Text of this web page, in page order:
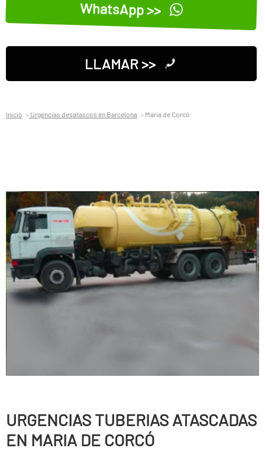
WhatsApp >>
LLAMAR >>
Inicio Urgencias desatascos en Barcelona Maria de Corcó
URGENCIAS TUBERIAS ATASCADAS
EN MARIA DE CORCÓ